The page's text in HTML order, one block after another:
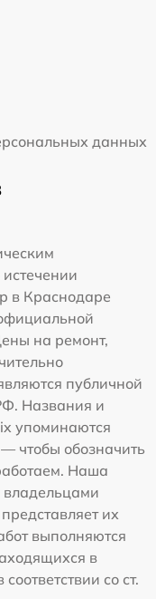
данных
в Краснодаре
на ремонт,
публичной
Названия и
упоминаются
чтобы обозначить
Наша
их
выполняются
в
со ст.